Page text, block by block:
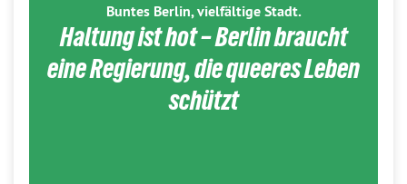
Buntes Berlin, vielfältige Stadt.
Haltung ist hot – Berlin braucht
eine Regierung, die queeres Leben
schützt